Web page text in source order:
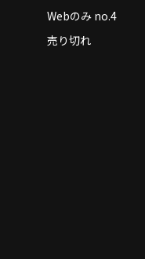
Webのみ no.4
売り切れ